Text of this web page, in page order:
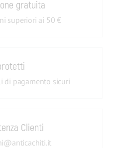
gratuita
superiori ai 50 €
di pagamento sicuri
Clienti